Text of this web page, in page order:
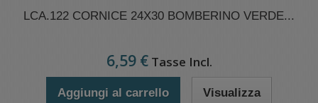
LCA.122 CORNICE 24X30 BOMBERINO VERDE...
6,59 € Tasse Incl.
Aggiungi al carrello Visualizza